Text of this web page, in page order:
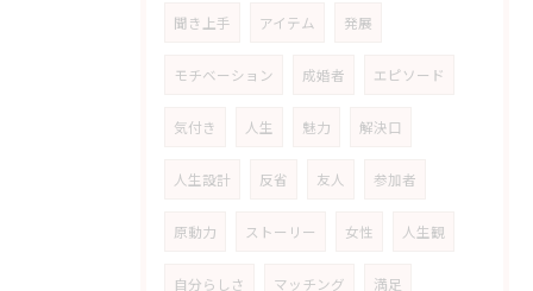
聞き上手 アイテム 発展
モチベーション 成婚者 エピソード
気付き 人生 魅力 解決口
人生設計 反省 友人 参加者
原動力 ストーリー 女性 人生観
自分らしさ マッチング 満足